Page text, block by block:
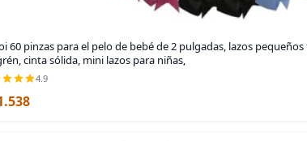
60 pinzas para el pelo de bebé de 2 pulgadas, lazos
cinta sólida, mini lazos para niñas,
4.9